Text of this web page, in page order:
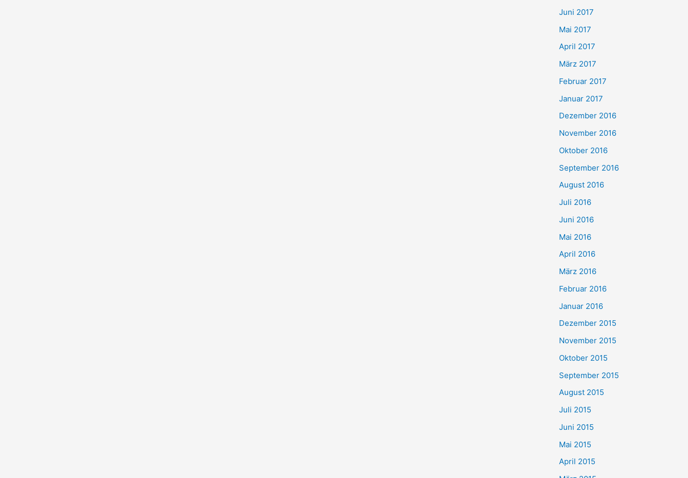
Juni 2017
Mai 2017
April 2017
März 2017
Februar 2017
Januar 2017
Dezember 2016
November 2016
Oktober 2016
September 2016
August 2016
Juli 2016
Juni 2016
Mai 2016
April 2016
März 2016
Februar 2016
Januar 2016
Dezember 2015
November 2015
Oktober 2015
September 2015
August 2015
Juli 2015
Juni 2015
Mai 2015
April 2015